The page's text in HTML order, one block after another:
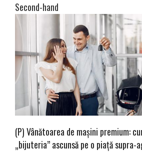
Second-hand
(P) Vânătoarea de mașini premium:
„bijuteria” ascunsă pe o piață supra-